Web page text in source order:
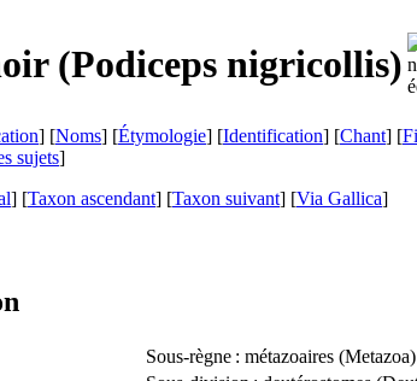
(Podiceps nigricollis)
] [Noms] [Étymologie] [Identification] [Chant] [
sujets]
] [Taxon ascendant] [Taxon suivant] [Via Gallica]
Sous-règne : métazoaires (Metazoa)